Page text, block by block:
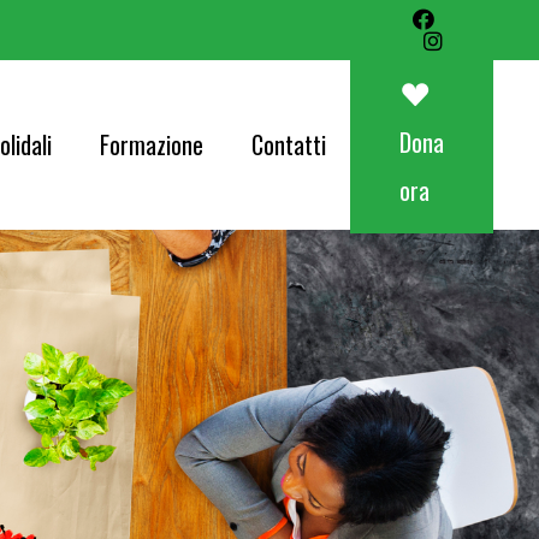
Charity – Lotteria Avapo 2026
Formazione Contatti
Dona
ora
Concerti